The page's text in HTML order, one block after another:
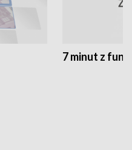
7 minut z